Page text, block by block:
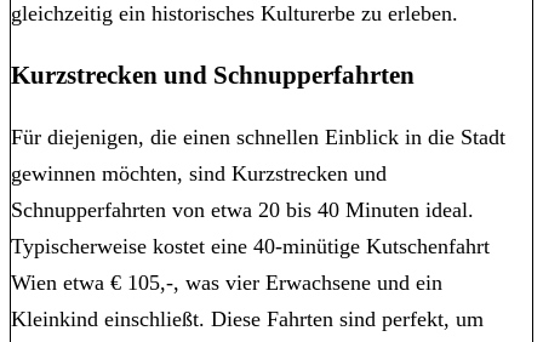
gleichzeitig ein historisches Kulturerbe zu erleben.
Kurzstrecken und Schnupperfahrten
Für diejenigen, die einen schnellen Einblick in die Stadt
gewinnen möchten, sind Kurzstrecken und
Schnupperfahrten von etwa 20 bis 40 Minuten ideal.
Typischerweise kostet eine 40-minütige Kutschenfahrt
Wien etwa € 105,-, was vier Erwachsene und ein
Kleinkind einschließt. Diese Fahrten sind perfekt, um